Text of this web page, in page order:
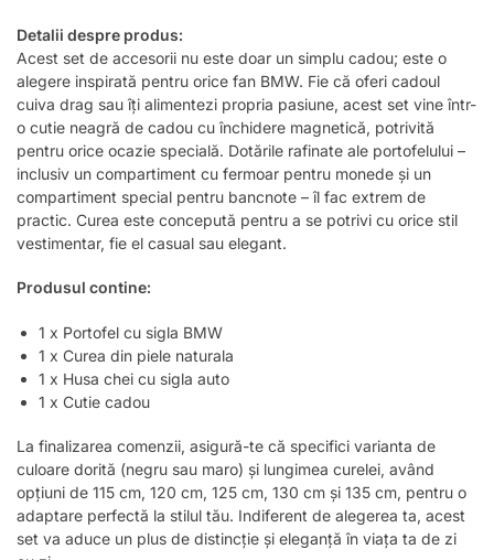
Detalii despre produs:
Acest set de accesorii nu este doar un simplu cadou; este o
alegere inspirată pentru orice fan BMW. Fie că oferi cadoul
cuiva drag sau îți alimentezi propria pasiune, acest set vine într-
o cutie neagră de cadou cu închidere magnetică, potrivită
pentru orice ocazie specială. Dotările rafinate ale portofelului –
inclusiv un compartiment cu fermoar pentru monede și un
compartiment special pentru bancnote – îl fac extrem de
practic. Curea este concepută pentru a se potrivi cu orice stil
vestimentar, fie el casual sau elegant.
Produsul contine:
1 x Portofel cu sigla BMW
1 x Curea din piele naturala
1 x Husa chei cu sigla auto
1 x Cutie cadou
La finalizarea comenzii, asigură-te că specifici varianta de
culoare dorită (negru sau maro) și lungimea curelei, având
opțiuni de 115 cm, 120 cm, 125 cm, 130 cm și 135 cm, pentru o
adaptare perfectă la stilul tău. Indiferent de alegerea ta, acest
set va aduce un plus de distincție și eleganță în viața ta de zi